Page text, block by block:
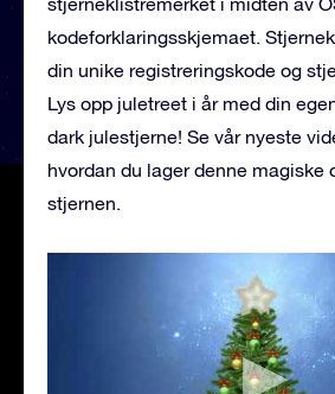
kodeforklaringsskjemaet.
din unike registreringskode og
Lys opp juletreet i år med din
dark julestjerne! Se vår nyeste
hvordan du lager denne magiske
stjernen.